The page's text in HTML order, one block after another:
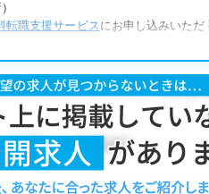
転職支援サービス にお申し込みいただ
ただくか、お気軽にお問い合わせく
した上で求人をご提案いたします。